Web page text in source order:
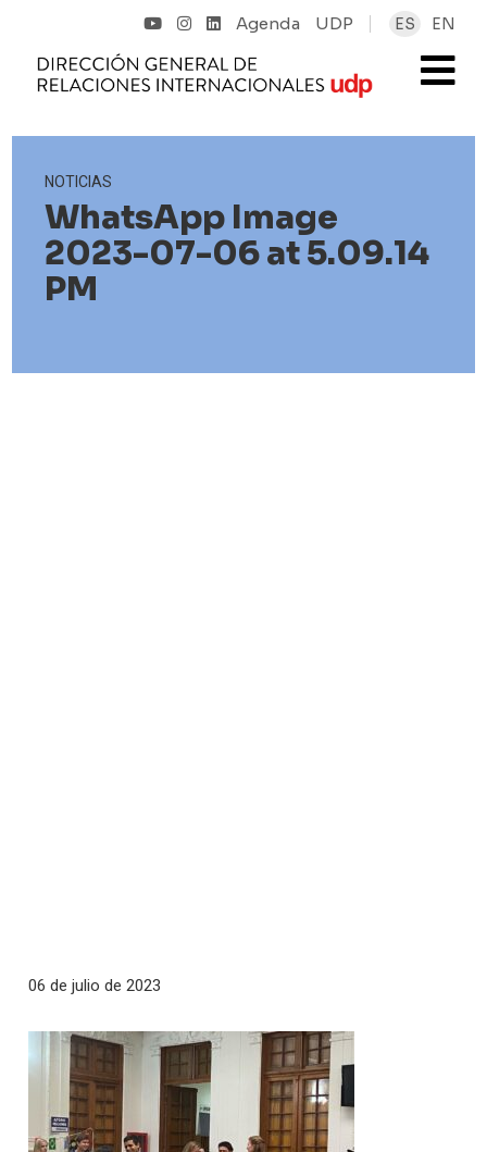
Agenda UDP ES EN
NOTICIAS
WhatsApp Image
2023-07-06 at 5.09.14
PM
06 de julio de 2023